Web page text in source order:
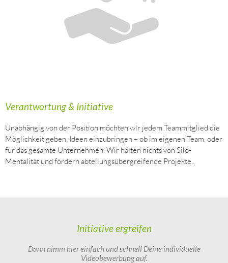
Verantwortung & Initiative
Unabhängig von der Position möchten wir jedem Teammitglied die
Möglichkeit geben, Ideen einzubringen – ob im eigenen Team, oder
für das gesamte Unternehmen. Wir halten nichts von Silo-
Mentalität und fördern abteilungsübergreifende Projekte.
Initiative ergreifen
Dann nimm hier einfach und schnell Deine individuelle
Videobewerbung auf.